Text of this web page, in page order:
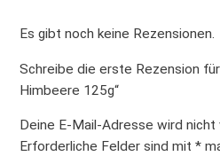
g
e
Es gibt noch keine Rezensionen.
Schreibe die erste Rezension
Himbeere 125g“
Deine E-Mail-Adresse wird
Erforderliche Felder sind mit *